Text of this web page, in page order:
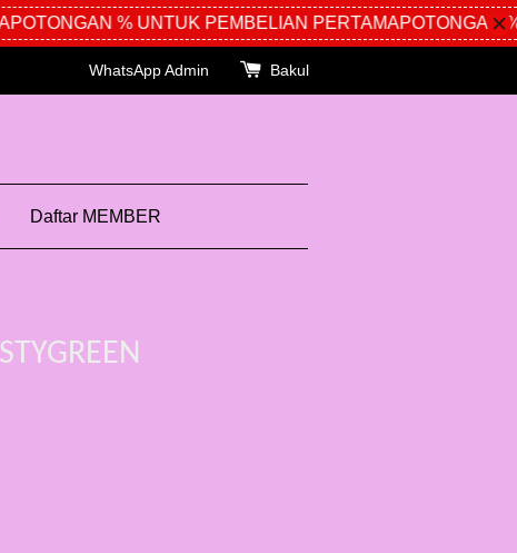
% UNTUK PEMBELIAN PERTAMAPOTONGAN %
WhatsApp Admin Bakul
Daftar MEMBER